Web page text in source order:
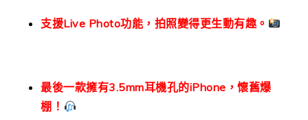
支援Live Photo功能，拍照變得更生動有趣。
最後一款擁有3.5mm耳機孔的iPhone，懷舊爆
棚！